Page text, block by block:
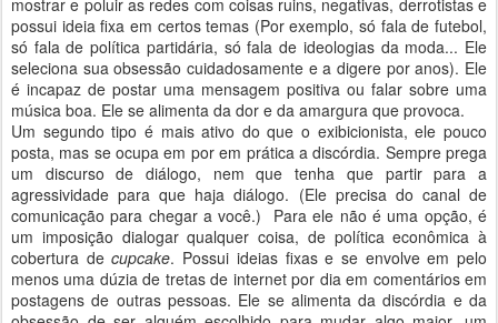
mostrar e poluir as redes com coisas ruins, negativas, derrotistas e
possui ideia fixa em certos temas (Por exemplo, só fala de futebol,
só fala de política partidária, só fala de ideologias da moda... Ele
seleciona sua obsessão cuidadosamente e a digere por anos). Ele
é incapaz de postar uma mensagem positiva ou falar sobre uma
música boa. Ele se alimenta da dor e da amargura que provoca.
Um segundo tipo é mais ativo do que o exibicionista, ele pouco
posta, mas se ocupa em por em prática a discórdia. Sempre prega
um discurso de diálogo, nem que tenha que partir para a
agressividade para que haja diálogo. (Ele precisa do canal de
comunicação para chegar a você.) Para ele não é uma opção, é
um imposição dialogar qualquer coisa, de política econômica à
cobertura decupcake. Possui ideias fixas e se envolve em pelo
menos uma dúzia de tretas de internet por dia em comentários em
postagens de outras pessoas. Ele se alimenta da discórdia e da